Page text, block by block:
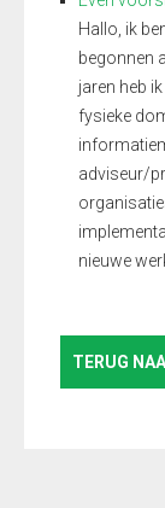
Hallo, ik
begonnen
jaren heb
fysieke
adviseur/
nieuwe
TERUG